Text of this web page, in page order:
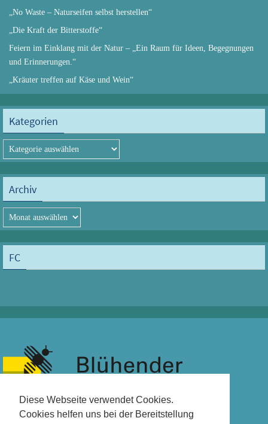
Diese Webseite verwendet Cookies.
Cookies helfen uns bei der Bereitstellung
„No Waste – Naturseifen selbst herstellen“
„Die Kraft der Bitterstoffe“
Feiern im Einklang mit der Natur – „Ein Raum für Ideen, Begegnungen
und Erinnerungen.“
„Kräuter treffen auf Käse und Wein“
Kategorien
Kategorien
Archiv
Archiv
FC